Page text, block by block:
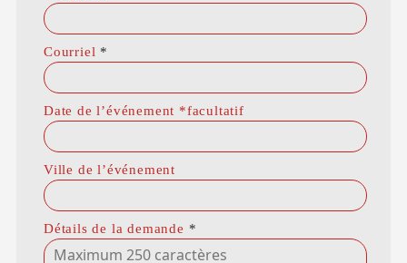
Courriel *
Date de l’événement *facultatif
Ville de l’événement
Détails de la demande *